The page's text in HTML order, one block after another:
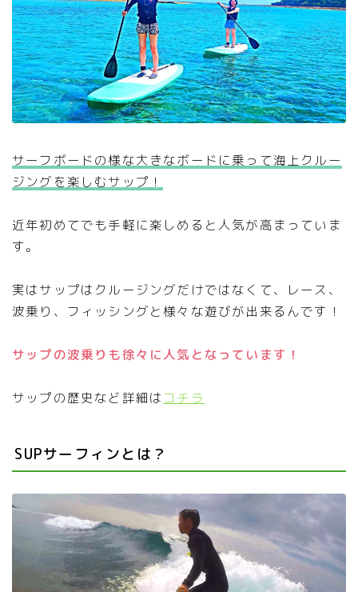
サーフボードの様な大きなボードに乗って海上クルー
ジングを楽しむサップ！
近年初めてでも手軽に楽しめると人気が高まっていま
す。
実はサップはクルージングだけではなくて、レース、
波乗り、フィッシングと様々な遊びが出来るんです！
サップの波乗りも徐々に人気となっています！
サップの歴史など詳細は コチラ
SUPサーフィンとは？